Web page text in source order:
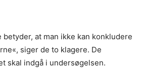
at man ikke kan konkludere
siger de to klagere. De
skal indgå i undersøgelsen.